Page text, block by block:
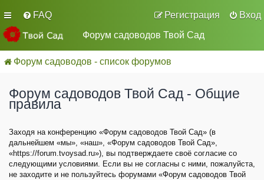
FAQ Вход
Регистрация
Форум садоводов Твой Сад
Форум садоводов - список форумов
Форум садоводов Твой Сад - Общие
правила
Заходя на конференцию «Форум садоводов Твой Сад» (в
дальнейшем «мы», «наш», «Форум садоводов Твой Сад»,
«https://forum.tvoysad.ru»), вы подтверждаете своё согласие со
следующими условиями. Если вы не согласны с ними, пожалуйста,
не заходите и не пользуйтесь форумами «Форум садоводов Твой